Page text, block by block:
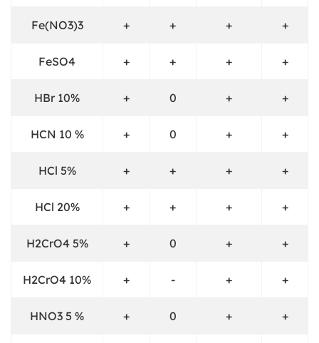
Fe(NO3)3 + + + +
FeSO4 + + + +
HBr 10% + 0 + +
HCN 10 % + 0 + +
HCl 5% + + + +
HCl 20% + + + +
H2CrO4 5% + 0 + +
H2CrO4 10% + - + +
HNO3 5 % + 0 + +